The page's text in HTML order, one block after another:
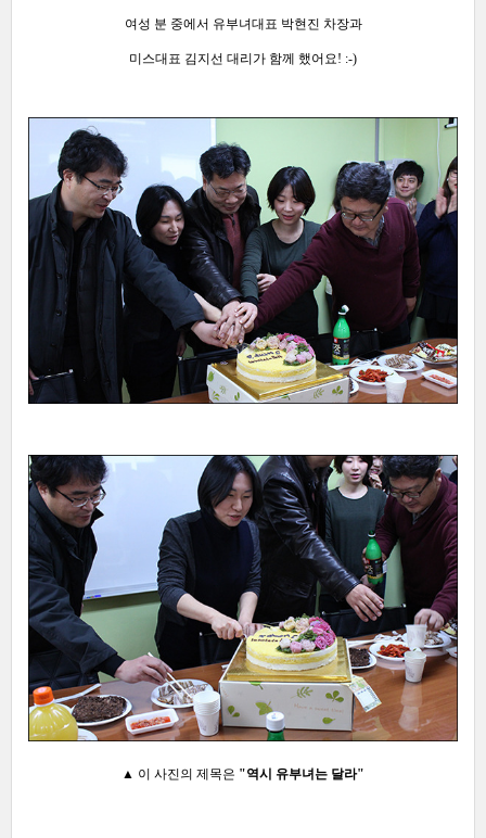
여성 분 중에서 유부녀대표 박현진 차장과
미스대표 김지선 대리가 함께 했어요! :-)
▲ 이 사진의 제목은 "역시 유부녀는 달라"